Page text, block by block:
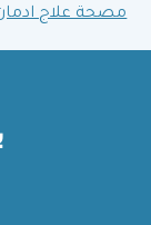
مصحة علاج